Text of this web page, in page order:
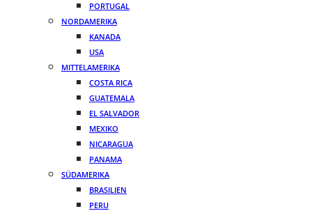
PORTUGAL
NORDAMERIKA
KANADA
USA
MITTELAMERIKA
COSTA RICA
GUATEMALA
EL SALVADOR
MEXIKO
NICARAGUA
PANAMA
SÜDAMERIKA
BRASILIEN
PERU